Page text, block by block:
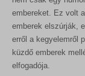
embereket. Ez volt
emberek elszúrják,
erről a kegyelemről
küzdő emberek
elfogadója.